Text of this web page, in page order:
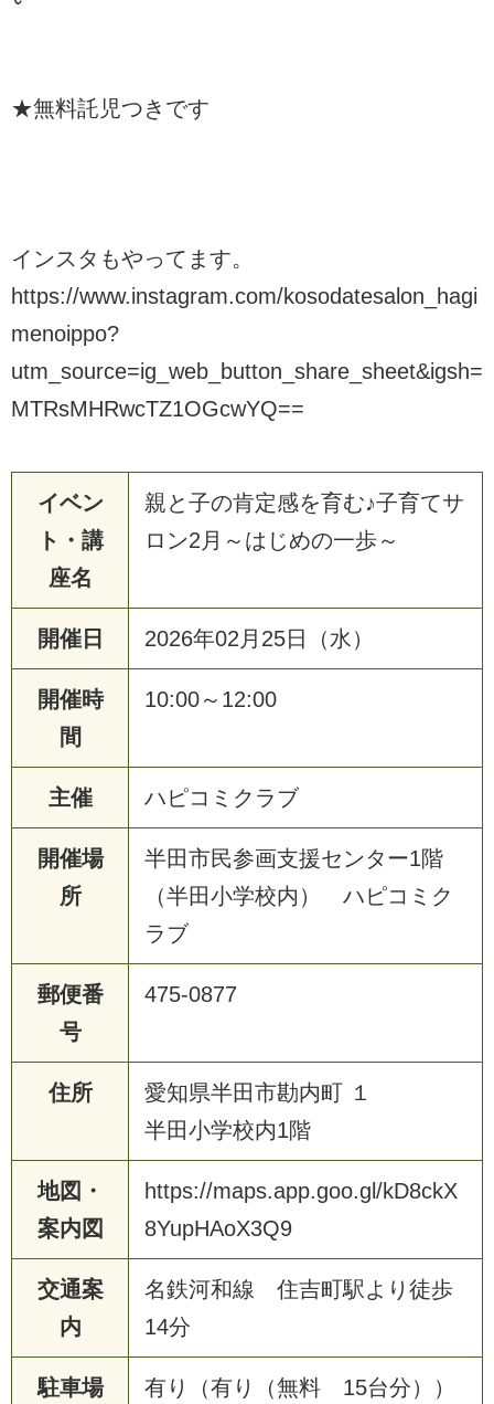
★無料託児つきです
インスタもやってます。
https://www.instagram.com/kosodatesalon_hagi
menoippo?
utm_source=ig_web_button_share_sheet&igsh=
MTRsMHRwcTZ1OGcwYQ==
イベン
ト・講
座名
親と子の肯定感を育む♪子育てサ
ロン2月～はじめの一歩～
開催日 2026年02月25日（水）
開催時
間
10:00～12:00
主催 ハピコミクラブ
開催場
所
半田市民参画支援センター1階
（半田小学校内） ハピコミク
ラブ
郵便番
号
475-0877
住所
愛知県半田市勘内町 １
半田小学校内1階
地図・
案内図
https://maps.app.goo.gl/kD8ckX
8YupHAoX3Q9
交通案
内
名鉄河和線 住吉町駅より徒歩
14分
駐車場
有り（有り（無料 15台分））